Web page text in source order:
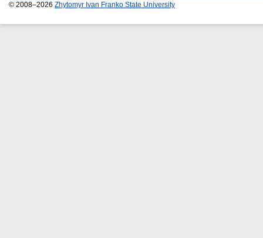
© 2008–2026 Zhytomyr Ivan Franko State University